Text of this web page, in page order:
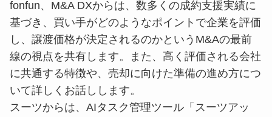
fonfun、M&A DXからは、数多くの成約支援実績に
基づき、買い手がどのようなポイントで企業を評価
し、譲渡価格が決定されるのかというM&Aの最前
線の視点を共有します。また、高く評価される会社
に共通する特徴や、売却に向けた準備の進め方につ
いて詳しくお話しします。
スーツからは、AIタスク管理ツール「スーツアッ